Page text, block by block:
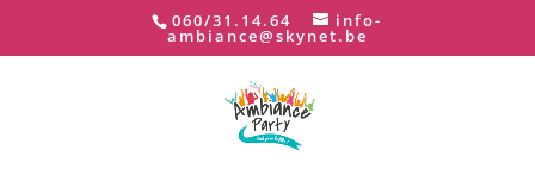
060/31.14.64 info-
ambiance@skynet.be